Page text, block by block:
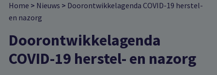
Home > Nieuws > Doorontwikkelagenda COVID-19 herstel-
en nazorg
Doorontwikkelagenda
COVID-19 herstel- en nazorg